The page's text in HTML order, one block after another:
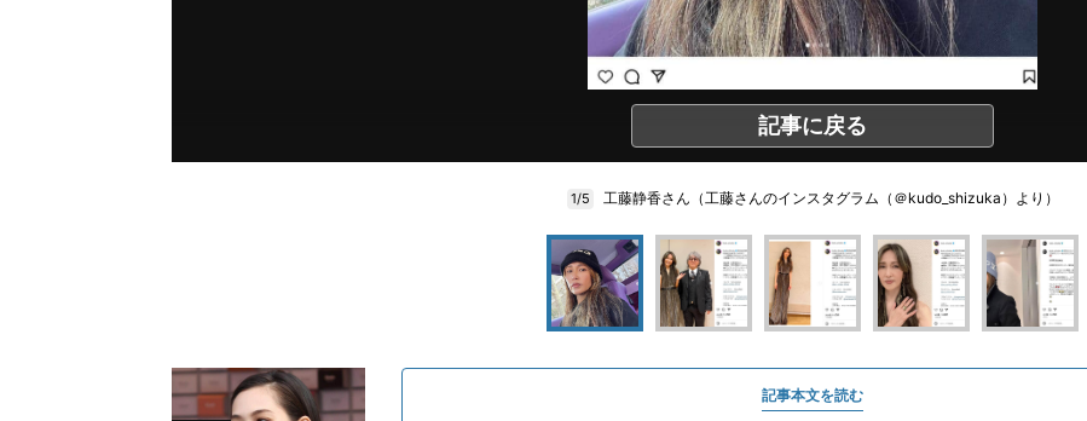
記事に戻る
1/5 工藤静香さん（工藤さんのインスタグラム（＠kudo_shizuka）より）
記事本文を読む